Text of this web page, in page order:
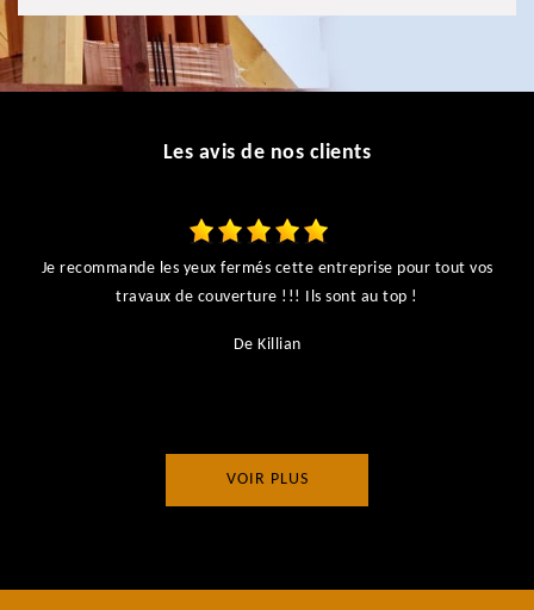
Les avis de nos clients
Je recommande les yeux fermés cette entreprise pour tout vos
travaux de couverture !!! Ils sont au top !
De Killian
VOIR PLUS